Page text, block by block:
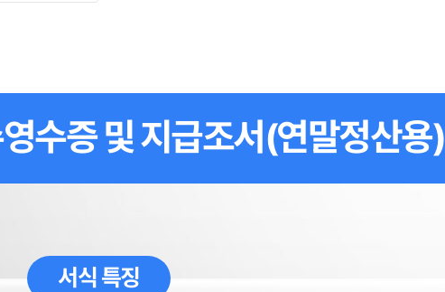
수증 및 지급조서(연말정산용)
서식 특징